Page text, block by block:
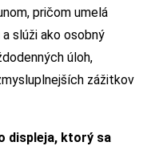
pričom umelá
slúži ako osobný
úloh,
zážitkov
displeja, ktorý sa